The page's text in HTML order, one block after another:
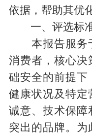
依据，帮助其优
一、评选标
本报告服务于
消费者，核心决
础安全的前提下
健康状况及特定
诚意、技术保障
突出的品牌。为